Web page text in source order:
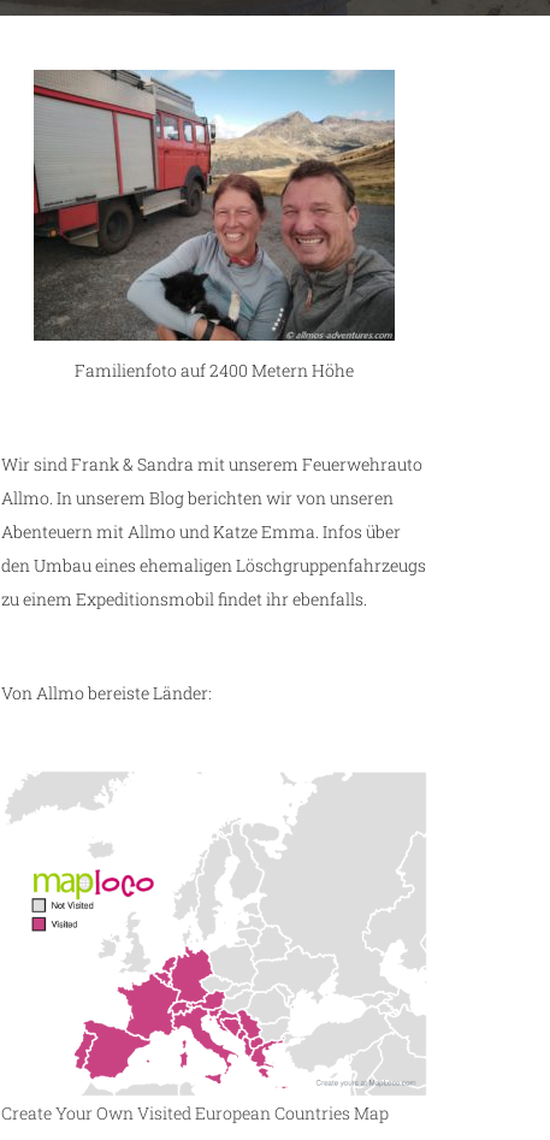
Familienfoto auf 2400 Metern Höhe
Wir sind Frank & Sandra mit unserem Feuerwehrauto
Allmo. In unserem Blog berichten wir von unseren
Abenteuern mit Allmo und Katze Emma. Infos über
den Umbau eines ehemaligen Löschgruppenfahrzeugs
zu einem Expeditionsmobil findet ihr ebenfalls.
Von Allmo bereiste Länder:
Create Your Own Visited European Countries Map